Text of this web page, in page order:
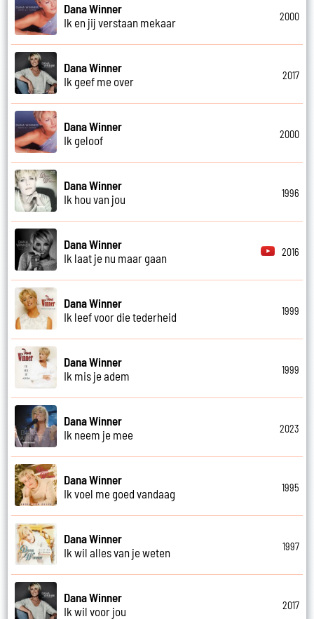
Dana Winner
Ik en jij verstaan mekaar
2000
Dana Winner
Ik geef me over
2017
Dana Winner
Ik geloof
2000
Dana Winner
Ik hou van jou
1996
Dana Winner
Ik laat je nu maar gaan
2016
Dana Winner
Ik leef voor die tederheid
1999
Dana Winner
Ik mis je adem
1999
Dana Winner
Ik neem je mee
2023
Dana Winner
Ik voel me goed vandaag
1995
Dana Winner
Ik wil alles van je weten
1997
Dana Winner
Ik wil voor jou
2017